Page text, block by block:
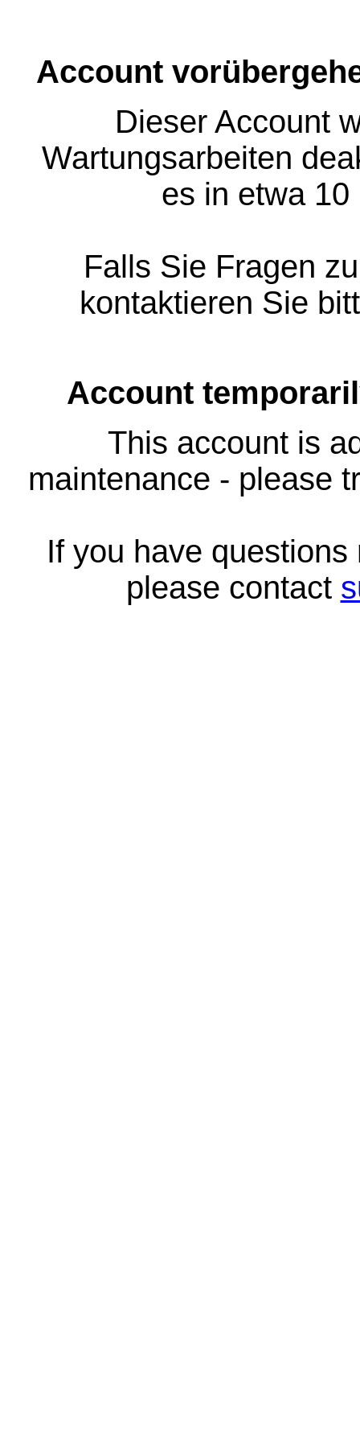
Account
Dieser Account
Wartungsarbeiten
es in etwa
Falls Sie Fragen
kontaktieren Sie
Account
This account is
maintenance - please
If you have
please contact